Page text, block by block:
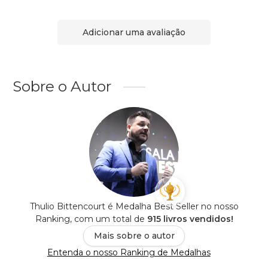
Adicionar uma avaliação
Sobre o Autor
Thulio Bittencourt é Medalha Best Seller no nosso
Ranking, com um total de 915 livros vendidos!
Mais sobre o autor
Entenda o nosso Ranking de Medalhas